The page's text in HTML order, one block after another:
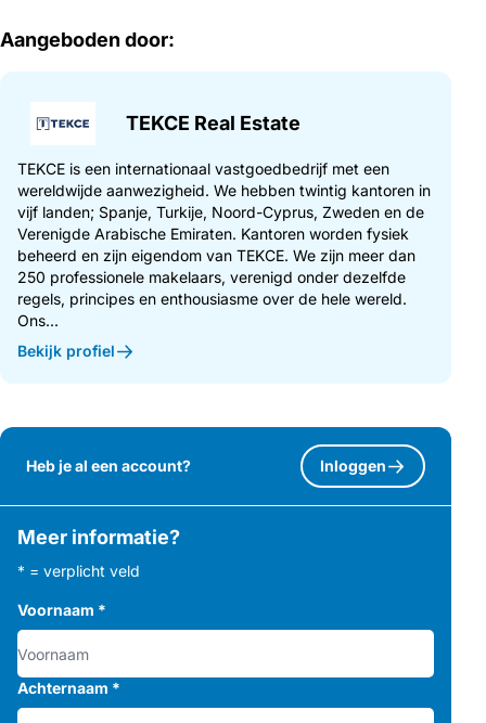
Aangeboden door:
TEKCE Real Estate
TEKCE is een internationaal vastgoedbedrijf met een
wereldwijde aanwezigheid. We hebben twintig kantoren in
vijf landen; Spanje, Turkije, Noord-Cyprus, Zweden en de
Verenigde Arabische Emiraten. Kantoren worden fysiek
beheerd en zijn eigendom van TEKCE. We zijn meer dan
250 professionele makelaars, verenigd onder dezelfde
regels, principes en enthousiasme over de hele wereld.
Ons...
Bekijk profiel
Heb je al een account? Inloggen
Meer informatie?
* = verplicht veld
Voornaam *
Achternaam *